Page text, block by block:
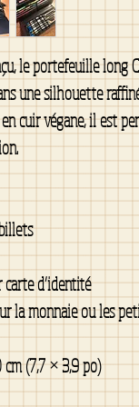
le portefeuille long
une silhouette
cuir végane, il est
d’identité
la monnaie ou les
(7,7 × 3,9 po)